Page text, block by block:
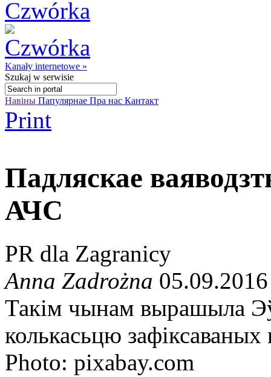
Kanały internetowe »
Szukaj w serwisie
Навіны Папулярнае Пра нас Кантакт
Print
Падляскае
АЧС
PR dla Zagranicy
Anna Zadrożna
Такім чынам вырашыла
колькасьцю
Photo: pixabay.com